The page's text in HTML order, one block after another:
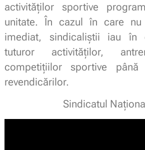
activităților sportive
unitate. În cazul în care nu
imediat, sindicaliștii iau în
tuturor activităților,
competițiilor sportive până
revendicărilor.
Sindicatul